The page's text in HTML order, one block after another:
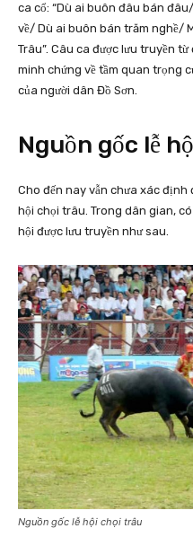
ca cổ: “Dù ai buôn đâu bán
về/ Dù ai buôn bán trăm nghề/
Trâu”. Câu ca được lưu truyền
minh chứng về tầm quan trọng
của người dân Đồ Sơn.
Nguồn gốc lễ
Cho đến nay vẫn chưa xác
hội chọi trâu. Trong dân gian,
hội được lưu truyền như sau.
Nguồn gốc lễ hội chọi trâu